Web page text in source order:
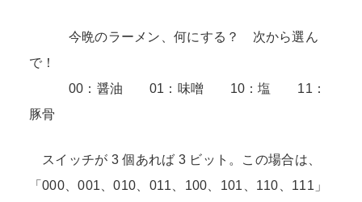
今晩のラーメン、何にする？ 次から選ん
で！
00：醤油 01：味噌 10：塩 11：
豚骨
スイッチが 3 個あれば 3 ビット。この場合は、
「000、001、010、011、100、101、110、111」